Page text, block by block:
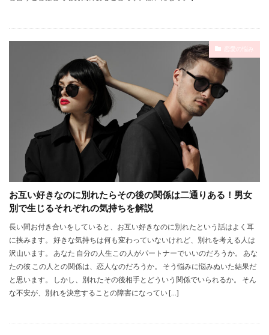
恋愛の悩み
お互い好きなのに別れたらその後の関係は二通りある！男女
別で生じるそれぞれの気持ちを解説
長い間お付き合いをしていると、お互い好きなのに別れたという話はよく耳
に挟みます。 好きな気持ちは何も変わっていないけれど、別れを考える人は
沢山います。 あなた 自分の人生この人がパートナーでいいのだろうか。 あな
たの彼 この人との関係は、恋人なのだろうか。 そう悩みに悩みぬいた結果だ
と思います。 しかし、別れたその後相手とどういう関係でいられるか。 そん
な不安が、別れを決意することの障害になってい […]